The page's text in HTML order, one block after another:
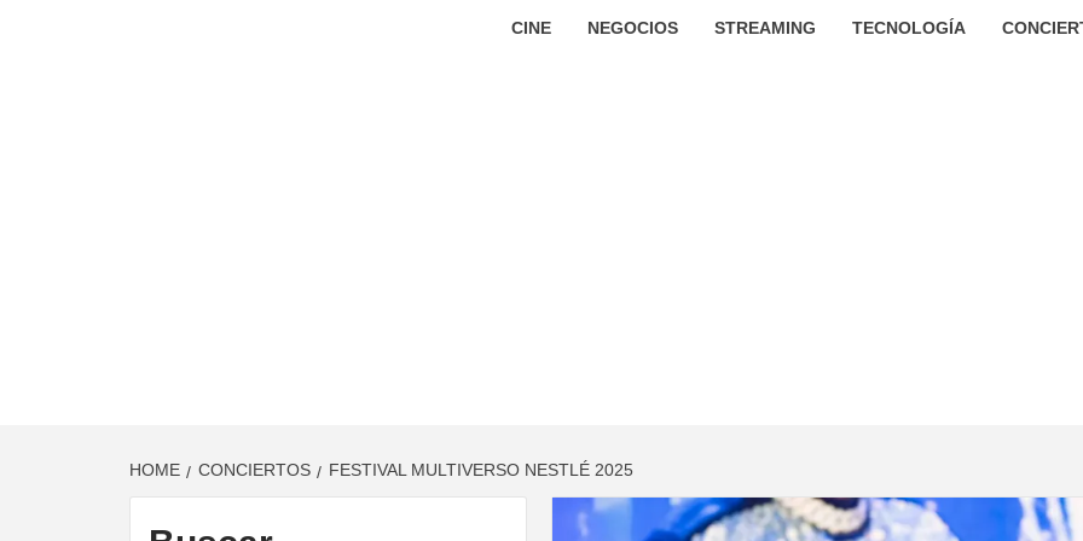
CINE NEGOCIOS STREAMING TECNOLOGÍA
HOME CONCIERTOS FESTIVAL MULTIVERSO NESTLÉ 2025